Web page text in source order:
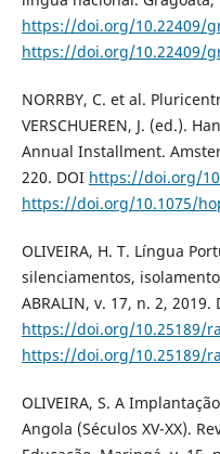
https://doi.org/10.22409/
https://doi.org/10.22409/
NORRBY, C. et al.
VERSCHUEREN, J. (ed.).
Annual Installment.
220. DOI https://doi.org/
https://doi.org/10.1075/
OLIVEIRA, H. T. Língua
silenciamentos,
ABRALIN, v. 17, n. 2, 2019.
https://doi.org/10.25189/
https://doi.org/10.25189/
OLIVEIRA, S. A
Angola (Séculos XV-XX).